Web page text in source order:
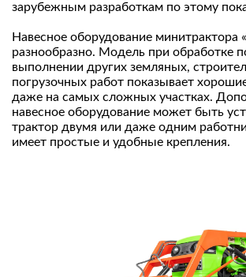
зарубежным разработкам по этому
Навесное оборудование минитрактора
разнообразно. Модель при обработке
выполнении других земляных,
погрузочных работ показывает
даже на самых сложных участках.
навесное оборудование может быть
трактор двумя или даже одним
имеет простые и удобные крепления.